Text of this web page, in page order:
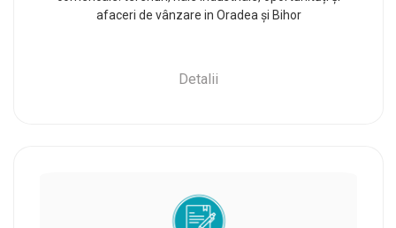
afaceri de vânzare in Oradea și Bihor
Detalii